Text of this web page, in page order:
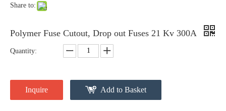
Polymer Fuse Cutout, Drop out Fuses 27 Kv 100A
Share to:
Polymer Fuse Cutout, Drop out Fuses 21 Kv 300A
Quantity:
Inquire Add to Basket